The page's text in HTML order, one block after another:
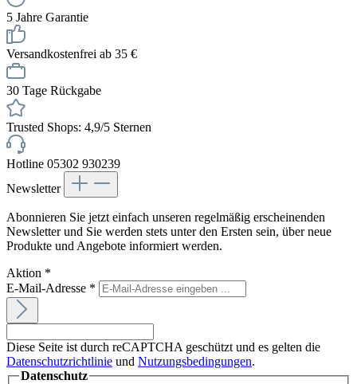
5 Jahre Garantie
Versandkostenfrei ab 35 €
30 Tage Rückgabe
Trusted Shops: 4,9/5 Sternen
Hotline 05302 930239
Newsletter
Abonnieren Sie jetzt einfach unseren regelmäßig erscheinenden
Newsletter und Sie werden stets unter den Ersten sein, über neue
Produkte und Angebote informiert werden.
Aktion *
E-Mail-Adresse *
Diese Seite ist durch reCAPTCHA geschützt und es gelten die
Datenschutzrichtlinie und Nutzungsbedingungen.
Datenschutz